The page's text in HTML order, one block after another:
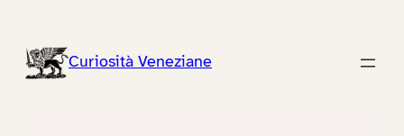
contenutoCuriosità Veneziane